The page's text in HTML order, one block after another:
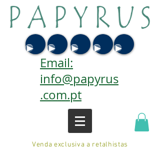
Email:
info@papyrus
.com.pt
Venda exclusiva a retalhistas